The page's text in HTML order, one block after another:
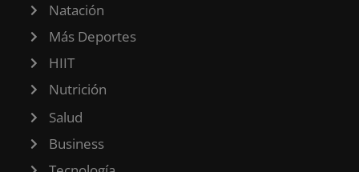
Natación
Más Deportes
HIIT
Nutrición
Salud
Business